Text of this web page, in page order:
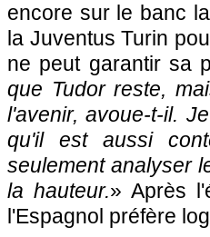
encore sur le banc
la Juventus Turin
ne peut garantir sa
que Tudor reste,
l'avenir, avoue-t-il.
qu'il est aussi
seulement analyser
la hauteur.» Après
l'Espagnol préfère